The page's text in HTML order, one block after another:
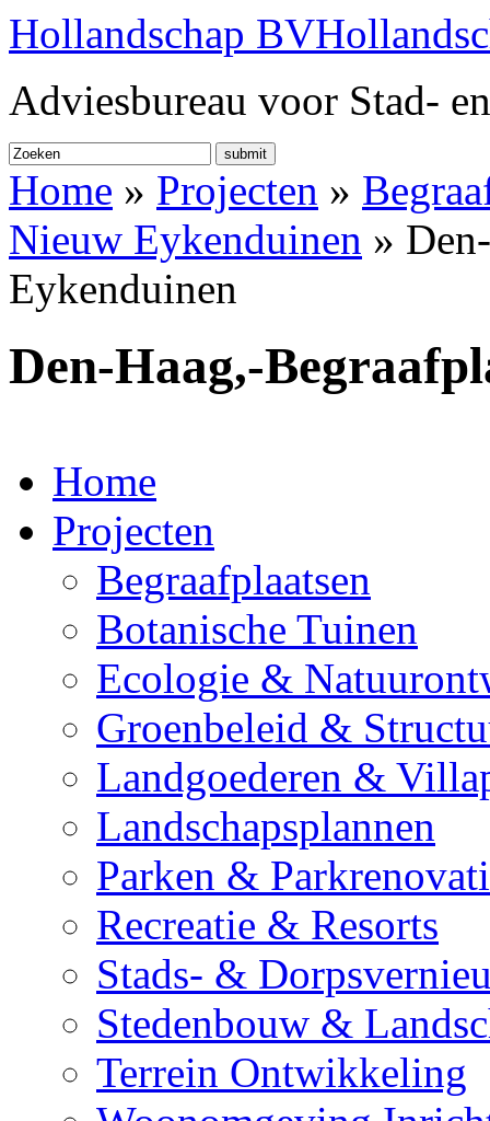
Hollandschap BV
Adviesbureau voor Stad-
submit
Home » Projecten »
Nieuw Eykenduinen »
Eykenduinen
Den-Haag,-
Home
Projecten
Begraafplaatsen
Botanische Tuinen
Ecologie &
Groenbeleid &
Landgoederen &
Landschapsplannen
Parken &
Recreatie & Resorts
Stads- &
Stedenbouw &
Terrein Ontwikkeling